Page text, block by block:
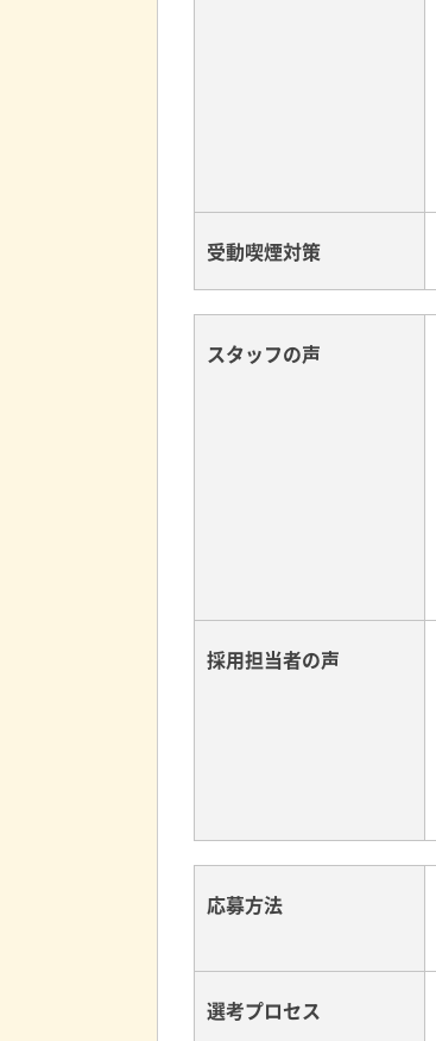
受動喫煙対策
スタッフの声
採用担当者の声
応募方法
選考プロセス